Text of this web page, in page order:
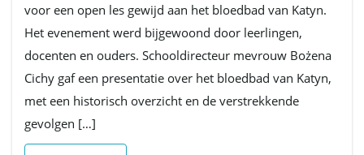
voor een open les gewijd aan het bloedbad van Katyn.
Het evenement werd bijgewoond door leerlingen,
docenten en ouders. Schooldirecteur mevrouw Bożena
Cichy gaf een presentatie over het bloedbad van Katyn,
met een historisch overzicht en de verstrekkende
gevolgen […]